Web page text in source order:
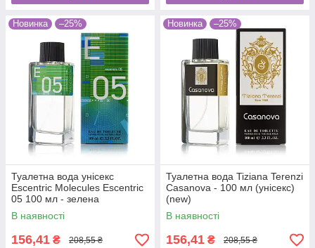
Новинка –25%
Туалетна вода унісекс
Escentric Molecules Escentric
05 100 мл - зелена
В наявності
156,41 ₴ 208,55 ₴
Новинка –25%
Туалетна вода Tiziana Terenzi
Casanova - 100 мл (унісекс)
(new)
В наявності
156,41 ₴ 208,55 ₴